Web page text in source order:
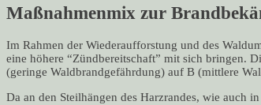
Maßnahmenmix zur
Im Rahmen der Wiederaufforstung und des
eine höhere “Zündbereitschaft” mit sich bringen.
(geringe Waldbrandgefährdung) auf B (mittlere
Da an den Steilhängen des Harzrandes, wie auch